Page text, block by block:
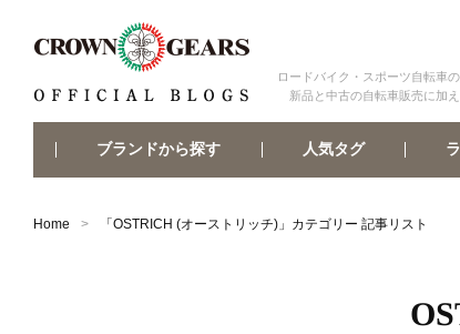
ロードバイク・スポーツ自転車
新品と中古の自転車販売に加
ブランドから探す 人気タグ
Home 「 OSTRICH (オーストリッチ) 」カテゴリー 記事リスト